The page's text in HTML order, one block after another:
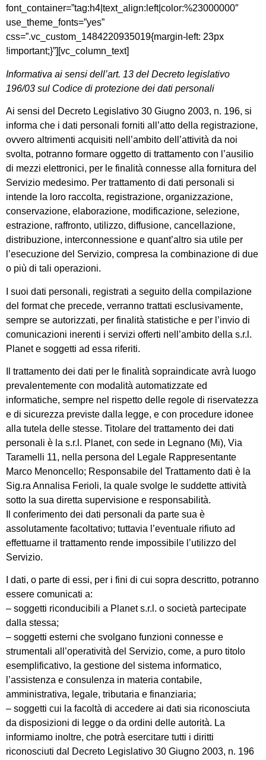
font_container=”tag:h4|text_align:left|color:%23000000″
use_theme_fonts=”yes”
css=”.vc_custom_1484220935019{margin-left: 23px
!important;}”][vc_column_text]
Informativa ai sensi dell’art. 13 del Decreto legislativo
196/03 sul Codice di protezione dei dati personali
Ai sensi del Decreto Legislativo 30 Giugno 2003, n. 196, si
informa che i dati personali forniti all’atto della registrazione,
ovvero altrimenti acquisiti nell’ambito dell’attività da noi
svolta, potranno formare oggetto di trattamento con l’ausilio
di mezzi elettronici, per le finalità connesse alla fornitura del
Servizio medesimo. Per trattamento di dati personali si
intende la loro raccolta, registrazione, organizzazione,
conservazione, elaborazione, modificazione, selezione,
estrazione, raffronto, utilizzo, diffusione, cancellazione,
distribuzione, interconnessione e quant’altro sia utile per
l’esecuzione del Servizio, compresa la combinazione di due
o più di tali operazioni.
I suoi dati personali, registrati a seguito della compilazione
del format che precede, verranno trattati esclusivamente,
sempre se autorizzati, per finalità statistiche e per l’invio di
comunicazioni inerenti i servizi offerti nell’ambito della s.r.l.
Planet e soggetti ad essa riferiti.
Il trattamento dei dati per le finalità sopraindicate avrà luogo
prevalentemente con modalità automatizzate ed
informatiche, sempre nel rispetto delle regole di riservatezza
e di sicurezza previste dalla legge, e con procedure idonee
alla tutela delle stesse. Titolare del trattamento dei dati
personali è la s.r.l. Planet, con sede in Legnano (Mi), Via
Taramelli 11, nella persona del Legale Rappresentante
Marco Menoncello; Responsabile del Trattamento dati è la
Sig.ra Annalisa Ferioli, la quale svolge le suddette attività
sotto la sua diretta supervisione e responsabilità.
Il conferimento dei dati personali da parte sua è
assolutamente facoltativo; tuttavia l’eventuale rifiuto ad
effettuarne il trattamento rende impossibile l’utilizzo del
Servizio.
I dati, o parte di essi, per i fini di cui sopra descritto, potranno
essere comunicati a:
– soggetti riconducibili a Planet s.r.l. o società partecipate
dalla stessa;
– soggetti esterni che svolgano funzioni connesse e
strumentali all’operatività del Servizio, come, a puro titolo
esemplificativo, la gestione del sistema informatico,
l’assistenza e consulenza in materia contabile,
amministrativa, legale, tributaria e finanziaria;
– soggetti cui la facoltà di accedere ai dati sia riconosciuta
da disposizioni di legge o da ordini delle autorità. La
informiamo inoltre, che potrà esercitare tutti i diritti
riconosciuti dal Decreto Legislativo 30 Giugno 2003, n. 196